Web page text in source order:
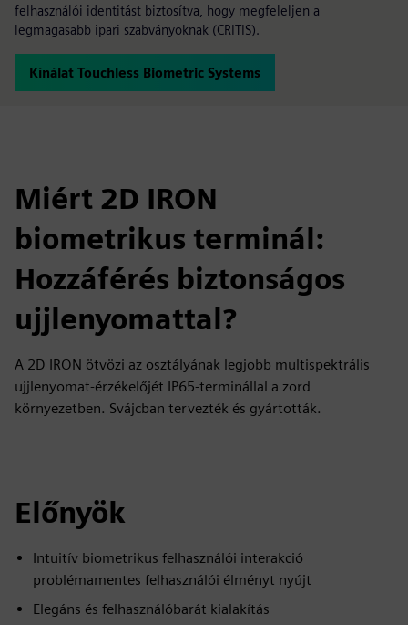
felhasználói identitást biztosítva, hogy megfeleljen a
legmagasabb ipari szabványoknak (CRITIS).
Kínálat Touchless Biometric Systems
Miért 2D IRON
biometrikus terminál:
Hozzáférés biztonságos
ujjlenyomattal?
A 2D IRON ötvözi az osztályának legjobb multispektrális
ujjlenyomat-érzékelőjét IP65-terminállal a zord
környezetben. Svájcban tervezték és gyártották.
Előnyök
Intuitív biometrikus felhasználói interakció
problémamentes felhasználói élményt nyújt
Elegáns és felhasználóbarát kialakítás